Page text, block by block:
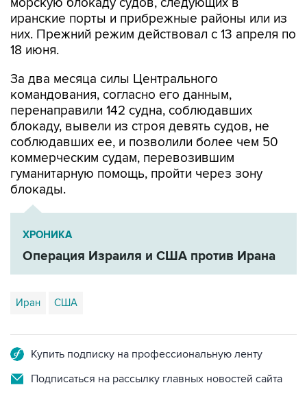
иранские порты и прибрежные районы или из
них. Прежний режим действовал с 13 апреля по
18 июня.
За два месяца силы Центрального
командования, согласно его данным,
перенаправили 142 судна, соблюдавших
блокаду, вывели из строя девять судов, не
соблюдавших ее, и позволили более чем 50
коммерческим судам, перевозившим
гуманитарную помощь, пройти через зону
блокады.
ХРОНИКА
Операция Израиля и США против Ирана
Иран США
Купить подписку на профессиональную ленту
Подписаться на рассылку главных новостей сайта